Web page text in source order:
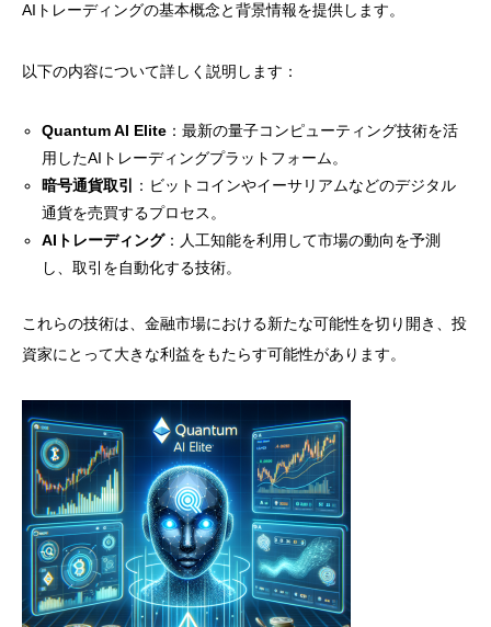
AIトレーディングの基本概念と背景情報を提供します。
以下の内容について詳しく説明します：
Quantum AI Elite ：最新の量子コンピューティング技術を活
用したAIトレーディングプラットフォーム。
暗号通貨取引
：ビットコインやイーサリアムなどのデジタル
通貨を売買するプロセス。
AIトレーディング：人工知能を利用して市場の動向を予測
し、取引を自動化する技術。
これらの技術は、金融市場における新たな可能性を切り開き、投
資家にとって大きな利益をもたらす可能性があります。